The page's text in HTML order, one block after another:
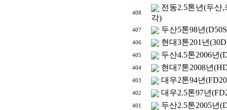
408
전동2.5톤년(두산
각)
407 두산5톤98년
406 현대3톤201년
405 두산4.5톤2006년
404 현대7톤2008년
403 대우2톤94년
402 대우2.5톤97년
401 두산2.5톤2005년